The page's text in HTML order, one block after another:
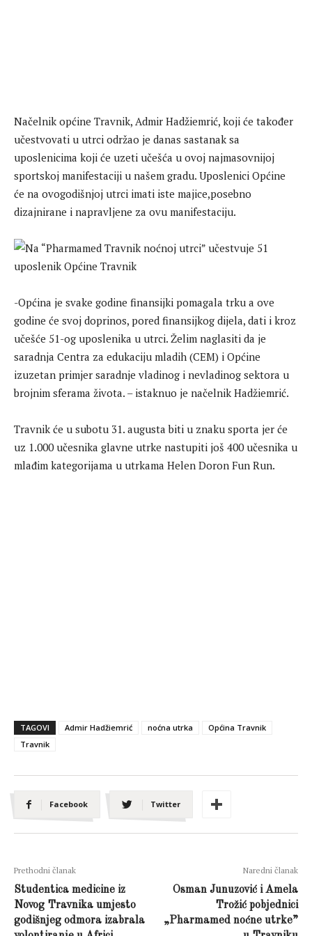
Načelnik općine Travnik, Admir Hadžiemrić, koji će također
učestvovati u utrci održao je danas sastanak sa
uposlenicima koji će uzeti učešća u ovoj najmasovnijoj
sportskoj manifestaciji u našem gradu. Uposlenici Općine
će na ovogodišnjoj utrci imati iste majice,posebno
dizajnirane i napravljene za ovu manifestaciju.
-Općina je svake godine finansijki pomagala trku a ove
godine će svoj doprinos, pored finansijkog dijela, dati i kroz
učešće 51-og uposlenika u utrci. Želim naglasiti da je
saradnja Centra za edukaciju mladih (CEM) i Općine
izuzetan primjer saradnje vladinog i nevladinog sektora u
brojnim sferama života. – istaknuo je načelnik Hadžiemrić.
Travnik će u subotu 31. augusta biti u znaku sporta jer će
uz 1.000 učesnika glavne utrke nastupiti još 400 učesnika u
mlađim kategorijama u utrkama Helen Doron Fun Run.
TAGOVI Admir Hadžiemrić noćna utrka
Općina Travnik
Travnik
Facebook Twitter
Prethodni članak
Studentica medicine iz
Novog Travnika umjesto
godišnjeg odmora izabrala
Naredni članak
Osman Junuzović i Amela
Trožić pobjednici
„Pharmamed noćne utrke”